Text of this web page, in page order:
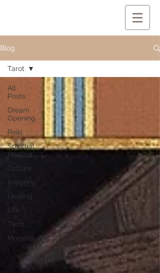
Blog
All
Posts
Dream
Opening
Reiki
Spiritual
Healing
Culture
Imagery
Healing
Life
Tarot
Morphology
Tarot